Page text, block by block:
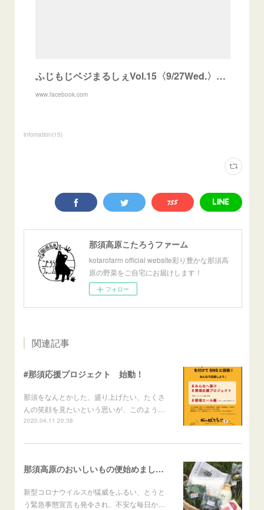
ふじもじベジまるしぇVol.15〈9/27Wed.〉ご来場のお誘い
www.facebook.com
infomation(15)
那須高原こたろうファーム
kotarofarm official website彩り豊かな那須高
原の野菜をご自宅にお届けします！
フォロー
関連記事
#那須応援プロジェクト 始動！
那須をなんとかした、盛り上げたい、たくさ
んの笑顔を見たいという思いが、このよう…
2020.04.11 20:38
那須高原のおいしいもの便始めました！
新型コロナウイルスが猛威をふるい、とうと
う緊急事態宣言も発令され、不安な毎日か…